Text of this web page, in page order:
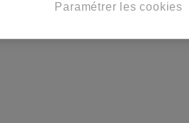
Paramétrer les cookies